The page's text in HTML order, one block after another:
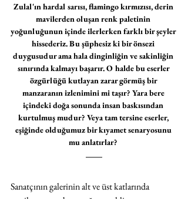
Zulal'ın hardal sarısı, flamingo kırmızısı, derin
mavilerden oluşan renk paletinin
yoğunluğunun içinde ilerlerken farklı bir şeyler
hissederiz. Bu şüphesiz ki bir önsezi
duygusudur ama hala dinginliğin ve sakinliğin
sınırında kalmayı başarır. O halde bu eserler
özgürlüğü kutlayan zarar görmüş bir
manzaranın izlenimini mi taşır? Yara bere
içindeki doğa sonunda insan baskısından
kurtulmuş mudur? Veya tam tersine eserler,
eşiğinde olduğumuz bir kıyamet senaryosunu
mu anlatırlar?
Sanatçının galerinin alt ve üst katlarında